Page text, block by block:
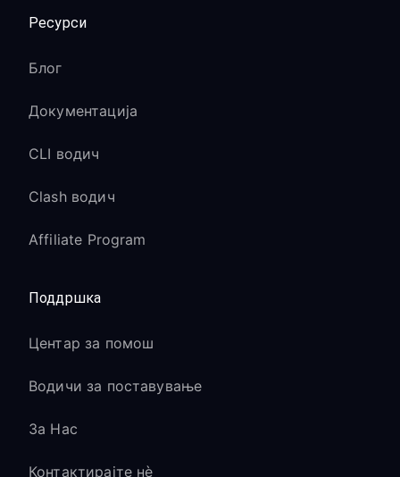
Ресурси
Блог
Документација
CLI водич
Clash водич
Affiliate Program
Поддршка
Центар за помош
Водичи за поставување
За Нас
Контактирајте нè